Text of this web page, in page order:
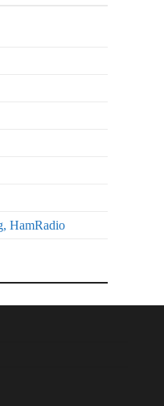
HamRadio